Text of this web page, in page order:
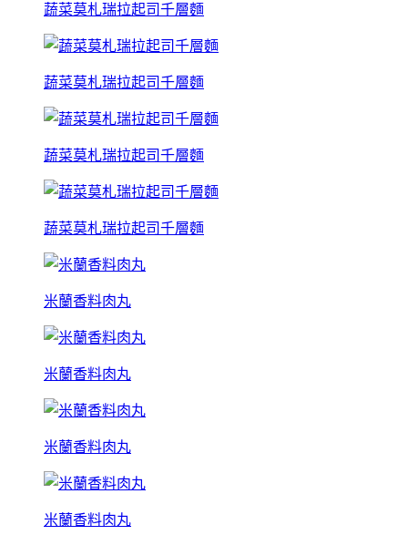
蔬菜莫札瑞拉起司千層麵
蔬菜莫札瑞拉起司千層麵
蔬菜莫札瑞拉起司千層麵
蔬菜莫札瑞拉起司千層麵
米蘭香料肉丸
米蘭香料肉丸
米蘭香料肉丸
米蘭香料肉丸